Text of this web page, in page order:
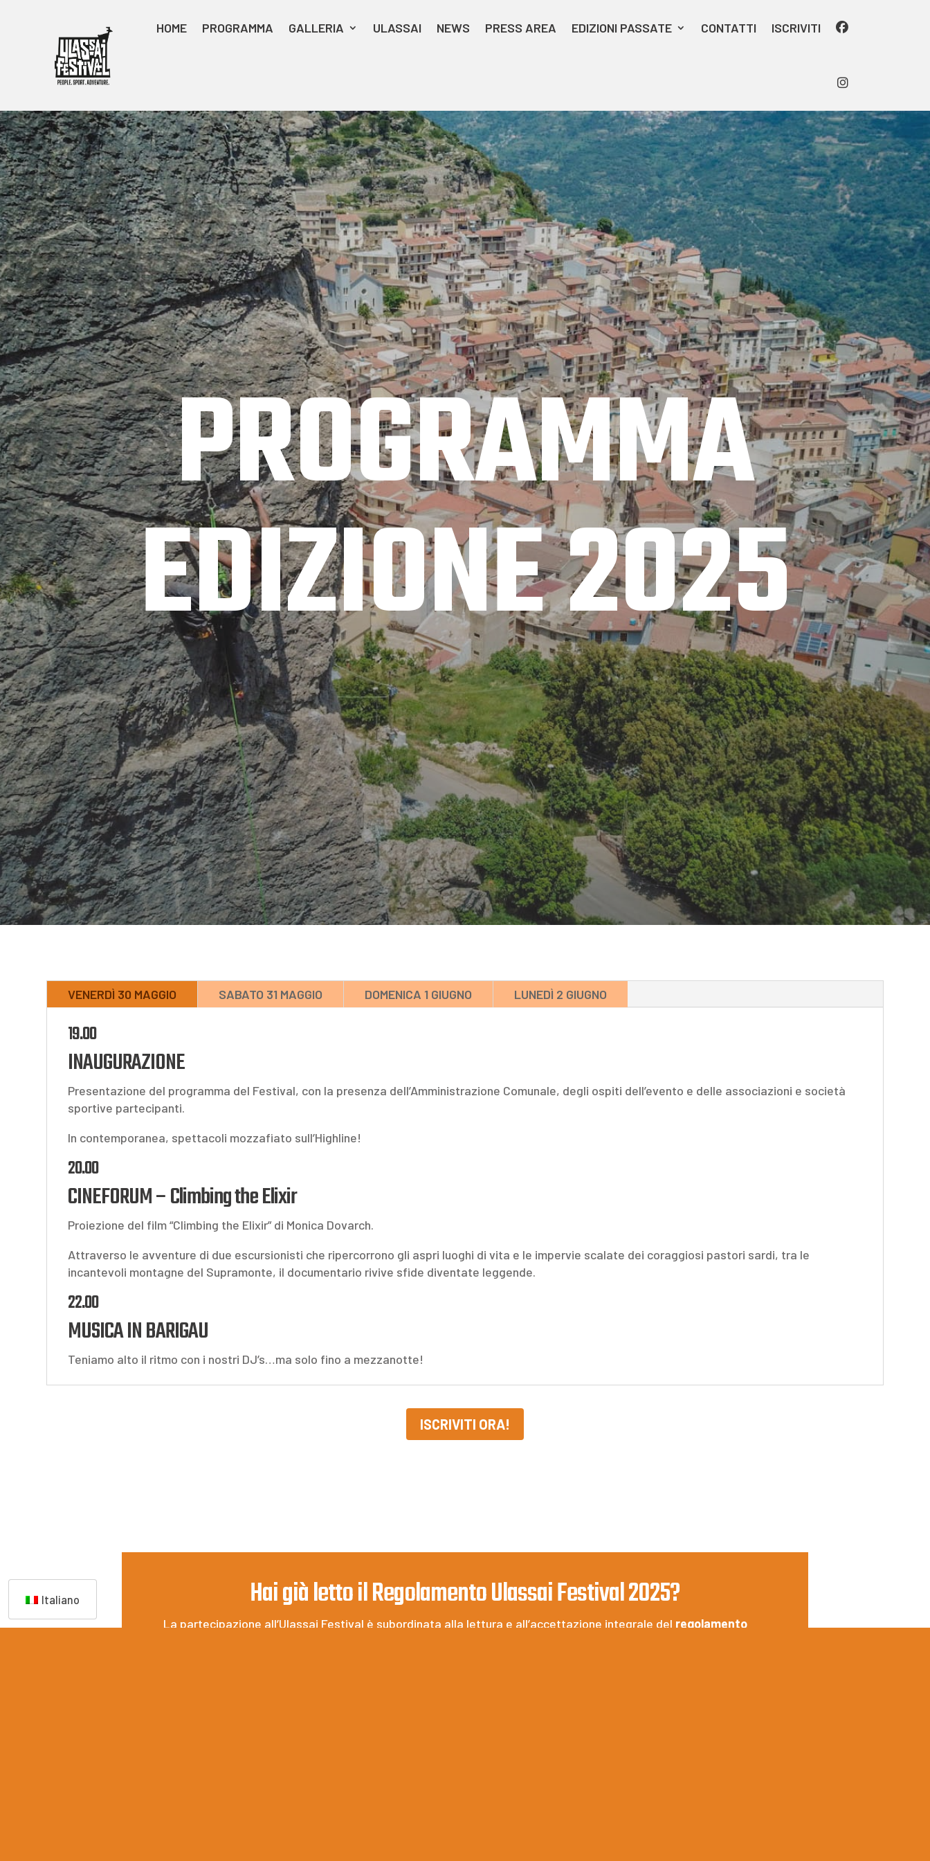
HOME PROGRAMMA GALLERIA ULASSAI NEWS PRESS AREA EDIZIONI PASSATE CONTATTI ISCRIVITI
PROGRAMMA
EDIZIONE 2025
VENERDÌ 30 MAGGIO SABATO 31 MAGGIO DOMENICA 1 GIUGNO LUNEDÌ 2 GIUGNO
19.00
INAUGURAZIONE
Presentazione del programma del Festival, con la presenza dell’Amministrazione Comunale, degli ospiti dell’evento e delle associazioni e società
sportive partecipanti.
In contemporanea, spettacoli mozzafiato sull’Highline!
20.00
CINEFORUM – Climbing the Elixir
Proiezione del film “Climbing the Elixir” di Monica Dovarch.
Attraverso le avventure di due escursionisti che ripercorrono gli aspri luoghi di vita e le impervie scalate dei coraggiosi pastori sardi, tra le
incantevoli montagne del Supramonte, il documentario rivive sfide diventate leggende.
22.00
MUSICA IN BARIGAU
Teniamo alto il ritmo con i nostri DJ’s…ma solo fino a mezzanotte!
ISCRIVITI ORA!
Hai già letto il Regolamento Ulassai Festival 2025?
La partecipazione all’Ulassai Festival è subordinata alla lettura e all’accettazione integrale del regolamento
Italiano